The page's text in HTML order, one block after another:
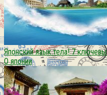
Японский язык тела! 7
О японии